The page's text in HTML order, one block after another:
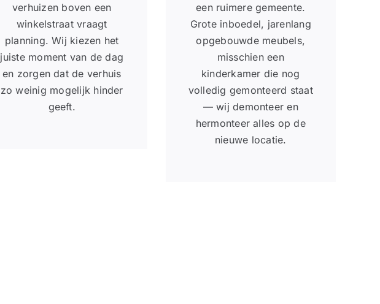
verhuizen boven een
winkelstraat vraagt
planning. Wij kiezen het
juiste moment van de dag
en zorgen dat de verhuis
zo weinig mogelijk hinder
geeft.
een ruimere gemeente.
Grote inboedel, jarenlang
opgebouwde meubels,
misschien een
kinderkamer die nog
volledig gemonteerd staat
— wij demonteer en
hermonteer alles op de
nieuwe locatie.